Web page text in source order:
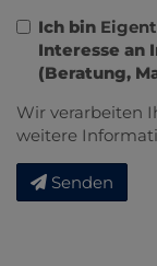
Ich bin
Interesse an
(Beratung,
Wir verarbeiten
weitere
Senden